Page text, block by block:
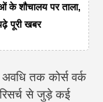
शौचालय पर ताला,
पूरी खबर
अवधि तक कोर्स वर्क
से जुड़े कई